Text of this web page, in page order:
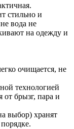
стильно и
вода не
на одежду и
очищается, не
технологией
брызг, пара и
выбор) хранят